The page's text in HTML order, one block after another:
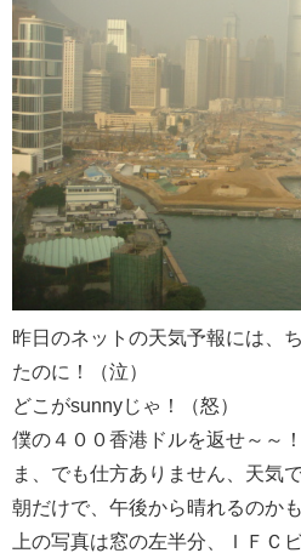
昨日のネットの天気予報には、
たのに！（泣）
どこがsunnyじゃ！（怒）
僕の４００香港ドルを返せ～～！
ま、でも仕方ありません、天気
朝だけで、午後から晴れるのか
上の写真は窓の左半分、ＩＦＣ